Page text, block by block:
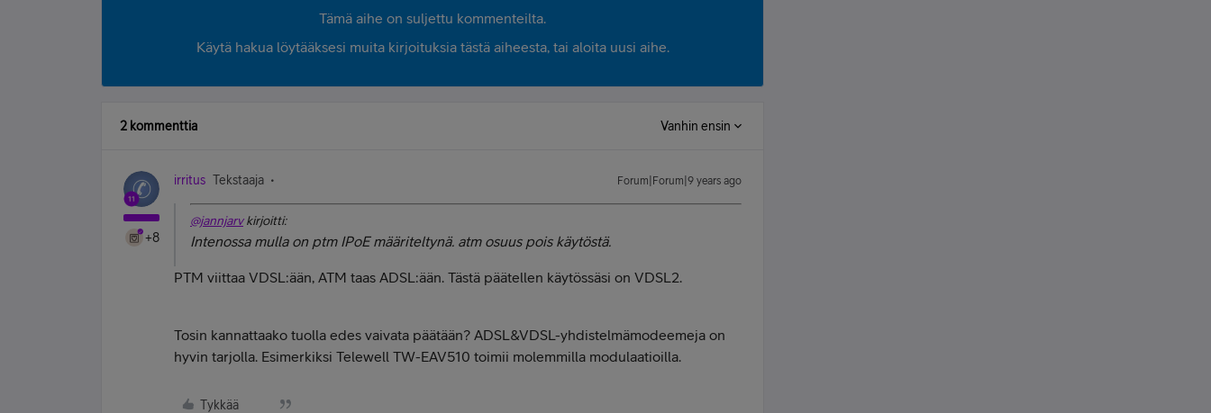
Tämä aihe on suljettu kommenteilta.
Käytä hakua löytääksesi muita kirjoituksia tästä aiheesta, tai aloita uusi aihe.
2 kommenttia Vanhin ensin
+8
irritus Tekstaaja Forum|Forum|9 years ago
@jannjarvkirjoitti:
Intenossa mulla on ptm IPoE määriteltynä. atm osuus pois käytöstä.
PTM viittaa VDSL:ään, ATM taas ADSL:ään. Tästä päätellen käytössäsi on VDSL2.
Tosin kannattaako tuolla edes vaivata päätään? ADSL&VDSL-yhdistelmämodeemeja on
hyvin tarjolla. Esimerkiksi Telewell TW-EAV510 toimii molemmilla modulaatioilla.
Tykkää